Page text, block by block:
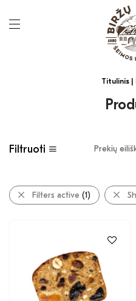
Titulinis
Filtruoti Prekių
Filters active (1)